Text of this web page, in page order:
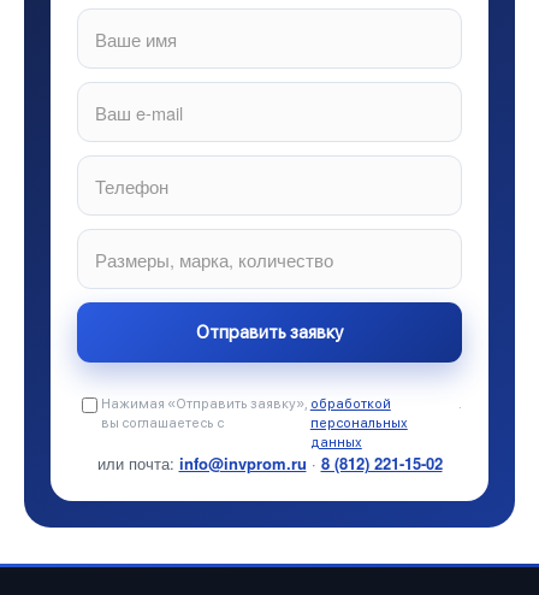
Нажимая «Отправить заявку»,
вы соглашаетесь с
обработкой
персональных
данных
.
или почта: info@invprom.ru · 8 (812) 221-15-02